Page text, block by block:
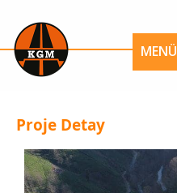
MENÜ
Proje Detay